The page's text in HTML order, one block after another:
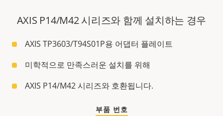
AXIS P14/M42 시리즈와 함께 설치하는 경우
AXIS TP3603/T94S01P용 어댑터 플레이트
미학적으로 만족스러운 설치를 위해
AXIS P14/M42 시리즈와 호환됩니다.
부품 번호